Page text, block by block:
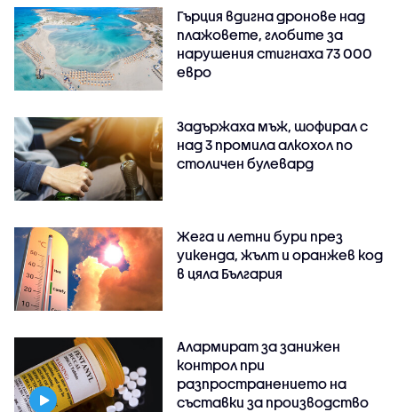
Гърция вдигна дронове над
плажовете, глобите за
нарушения стигнаха 73 000
евро
Задържаха мъж, шофирал с
над 3 промила алкохол по
столичен булевард
Жега и летни бури през
уикенда, жълт и оранжев код
в цяла България
Алармират за занижен
контрол при
разпространението на
съставки за производство